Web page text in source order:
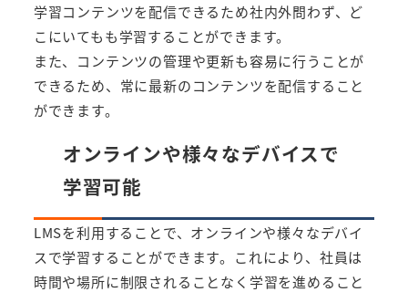
学習コンテンツを配信できるため社内外問わず、ど
こにいてもも学習することができます。
また、コンテンツの管理や更新も容易に行うことが
できるため、常に最新のコンテンツを配信すること
ができます。
オンラインや様々なデバイスで
学習可能
LMSを利用することで、オンラインや様々なデバイ
スで学習することができます。これにより、社員は
時間や場所に制限されることなく学習を進めること